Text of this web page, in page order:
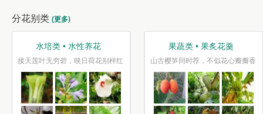
分花别类 (更多)
水培类 • 水性养花
接天莲叶无穷碧，映日荷花别样红
果蔬类 • 果炙花羹
山古樱笋同时荐，不似花心瓣瓣香